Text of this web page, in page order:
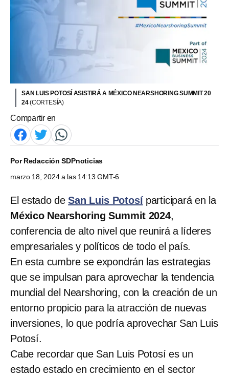
SAN LUIS POTOSÍ ASISTIRÁ A MÉXICO NEARSHORING SUMMIT 20
24(CORTESÍA)
Compartir en
PorRedacción SDPnoticias
marzo 18, 2024 a las 14:13 GMT-6
El estado deSan Luis Potosíparticipará en la
México Nearshoring Summit 2024,
conferencia de alto nivel que reunirá a líderes
empresariales y políticos de todo el país.
En esta cumbre se expondrán las estrategias
que se impulsan para aprovechar la tendencia
mundial del Nearshoring, con la creación de un
entorno propicio para la atracción de nuevas
inversiones, lo que podría aprovechar San Luis
Potosí.
Cabe recordar que San Luis Potosí es un
estado estado en crecimiento en el sector